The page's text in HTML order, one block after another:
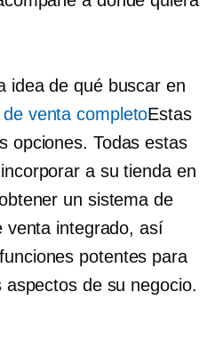
idea de qué buscar en
venta completoEstas
opciones. Todas estas
a su tienda en
un sistema de
venta integrado, así
potentes para
de su negocio.